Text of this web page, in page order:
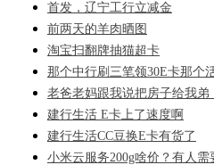
首发，辽宁工行立减金
前两天的羊肉晒图
淘宝扫翻牌抽猫超卡
那个中行刷三笔领30E卡那个
老爸老妈跟我说把房子给我弟
建行生活 E卡上了速度啊
建行生活CC豆换E卡有货了
小米云服务200g啥价？有人需